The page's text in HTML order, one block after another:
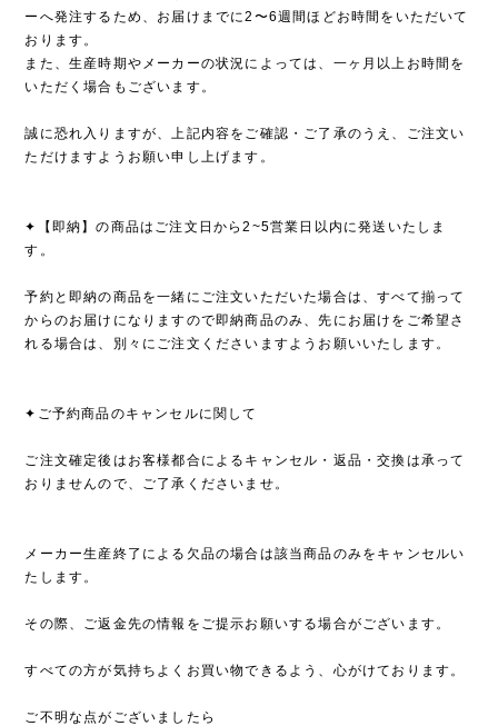
ーへ発注するため、お届けまでに2〜6週間ほどお時間をいただいて
おります。
また、生産時期やメーカーの状況によっては、一ヶ月以上お時間を
いただく場合もございます。
誠に恐れ入りますが、上記内容をご確認・ご了承のうえ、ご注文い
ただけますようお願い申し上げます。
✦【即納】の商品はご注文日から2~5営業日以内に発送いたしま
す。
予約と即納の商品を一緒にご注文いただいた場合は、すべて揃って
からのお届けになりますので即納商品のみ、先にお届けをご希望さ
れる場合は、別々にご注文くださいますようお願いいたします。
✦ご予約商品のキャンセルに関して
ご注文確定後はお客様都合によるキャンセル・返品・交換は承って
おりませんので、ご了承くださいませ。
メーカー生産終了による欠品の場合は該当商品のみをキャンセルい
たします。
その際、ご返金先の情報をご提示お願いする場合がございます。
すべての方が気持ちよくお買い物できるよう、心がけております。
ご不明な点がございましたら